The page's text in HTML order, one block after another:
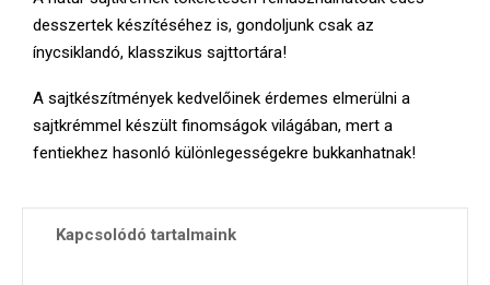
desszertek készítéséhez is, gondoljunk csak az
ínycsiklandó, klasszikus sajttortára!
A sajtkészítmények kedvelőinek érdemes elmerülni a
sajtkrémmel készült finomságok világában, mert a
fentiekhez hasonló különlegességekre bukkanhatnak!
Kapcsolódó tartalmaink